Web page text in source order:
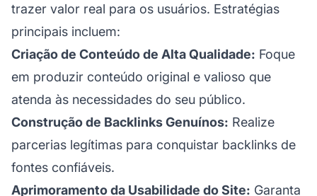
trazer valor real para os usuários. Estratégias
principais incluem:
Criação de Conteúdo de Alta Qualidade: Foque
em produzir conteúdo original e valioso que
atenda às necessidades do seu público.
Construção de Backlinks Genuínos: Realize
parcerias legítimas para conquistar backlinks de
fontes confiáveis.
Aprimoramento da Usabilidade do Site: Garanta